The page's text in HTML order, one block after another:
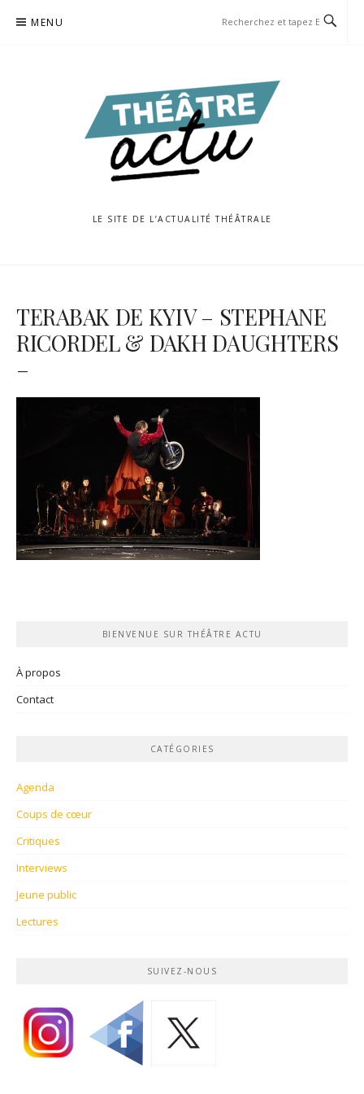
MENU
LE SITE DE L’ACTUALITÉ THÉÂTRALE
TERABAK DE KYIV – STEPHANE
RICORDEL & DAKH DAUGHTERS
–
BIENVENUE SUR THÉÂTRE ACTU
À propos
Contact
CATÉGORIES
Agenda
Coups de cœur
Critiques
Interviews
Jeune public
Lectures
SUIVEZ-NOUS